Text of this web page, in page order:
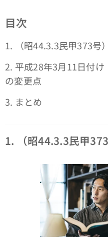
目次
1. （昭44.3.3民甲373号
2. 平成28年3月11日付
の変更点
3. まとめ
1. （昭44.3.3民甲